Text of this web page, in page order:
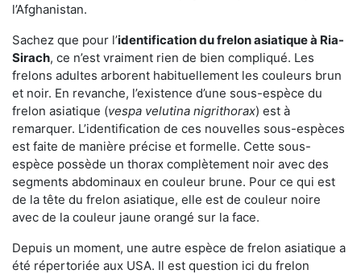
l’Afghanistan.
Sachez que pour l’identification du frelon asiatiqueà Ria-
Sirach, ce n’est vraiment rien de bien compliqué. Les
frelons adultes arborent habituellement les couleurs brun
et noir. En revanche, l’existence d’une sous-espèce du
frelon asiatique (vespa velutina nigrithorax) est à
remarquer. L’identification de ces nouvelles sous-espèces
est faite de manière précise et formelle. Cette sous-
espèce possède un thorax complètement noir avec des
segments abdominaux en couleur brune. Pour ce qui est
de la tête du frelon asiatique, elle est de couleur noire
avec de la couleur jaune orangé sur la face.
Depuis un moment, une autre espèce de frelon asiatique a
été répertoriée aux USA. Il est question ici du frelon